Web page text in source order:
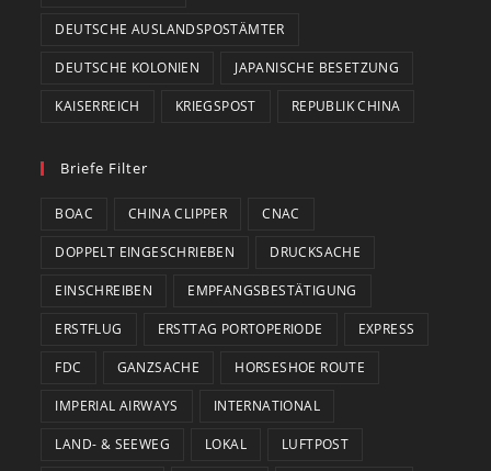
DEUTSCHE AUSLANDSPOSTÄMTER
DEUTSCHE KOLONIEN JAPANISCHE BESETZUNG
KAISERREICH KRIEGSPOST REPUBLIK CHINA
Briefe Filter
BOAC CHINA CLIPPER CNAC
DOPPELT EINGESCHRIEBEN DRUCKSACHE
EINSCHREIBEN EMPFANGSBESTÄTIGUNG
ERSTFLUG ERSTTAG PORTOPERIODE EXPRESS
FDC GANZSACHE HORSESHOE ROUTE
IMPERIAL AIRWAYS INTERNATIONAL
LAND- & SEEWEG LOKAL LUFTPOST